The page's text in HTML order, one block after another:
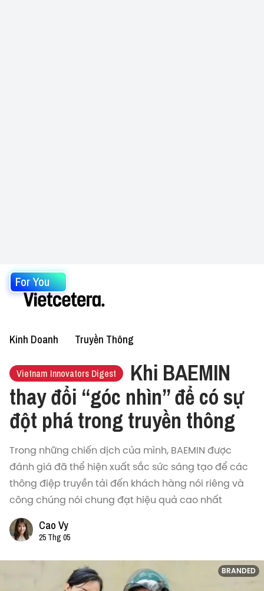
For You
Kinh Doanh Truyền Thông
Vietnam Innovators Digest
Khi BAEMIN
thay đổi “góc nhìn” để có sự
đột phá trong truyền thông
Trong những chiến dịch của mình, BAEMIN được
đánh giá đã thể hiện xuất sắc sức sáng tạo để các
thông điệp truyền tải đến khách hàng nói riêng và
công chúng nói chung đạt hiệu quả cao nhất
Cao Vy
25 Thg 05
BRANDED